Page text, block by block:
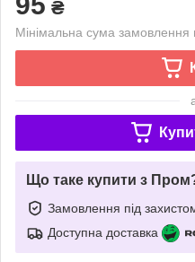
₴
Мінімальна сума
Що таке купити з
Замовлення під
Доступна доставка